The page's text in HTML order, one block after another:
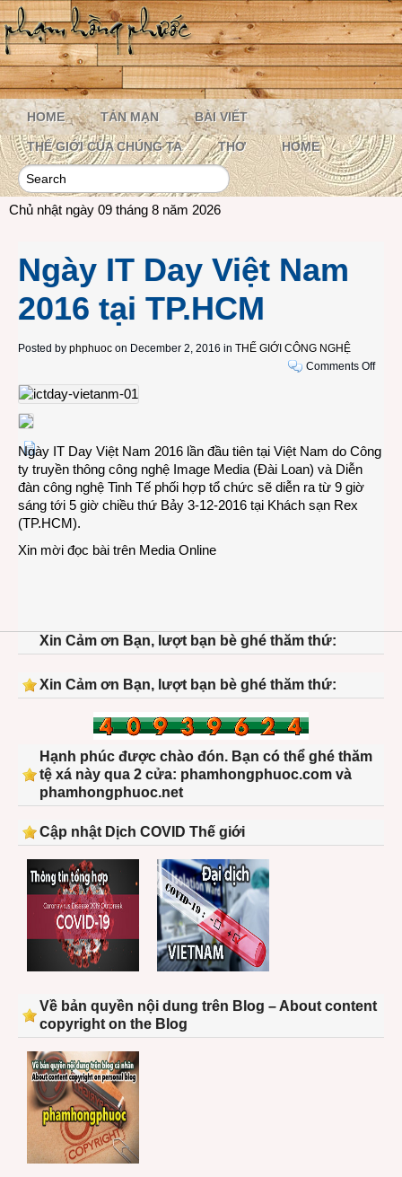
HOME TẢN MẠN BÀI VIẾT
THẾ GIỚI CỦA CHÚNG TA THƠ HOME
Chủ nhật ngày 09 tháng 8 năm 2026
Ngày IT Day Việt Nam
2016 tại TP.HCM
Posted by phphuoc on December 2, 2016 in THẾ GIỚI CÔNG NGHỆ
Comments Offon
Nam
Ngày IT Day Việt Nam 2016 lần đầu tiên tại Việt Nam do Công
ty truyền thông công nghệ Image Media (Đài Loan) và Diễn
đàn công nghệ Tinh Tế phối hợp tổ chức sẽ diễn ra từ 9 giờ
sáng tới 5 giờ chiều thứ Bảy 3-12-2016 tại Khách sạn Rex
(TP.HCM).
Xin mời đọc bài trên Media Online
Xin Cảm ơn Bạn, lượt bạn bè ghé thăm thứ:
Xin Cảm ơn Bạn, lượt bạn bè ghé thăm thứ:
Hạnh phúc được chào đón. Bạn có thể ghé thăm
tệ xá này qua 2 cửa: phamhongphuoc.com và
phamhongphuoc.net
Cập nhật Dịch COVID Thế giới
Về bản quyền nội dung trên Blog – About content
copyright on the Blog